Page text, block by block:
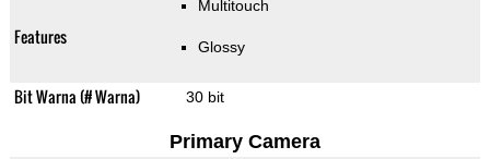
Features
Multitouch
Glossy
Bit Warna (# Warna) 30 bit
Primary Camera